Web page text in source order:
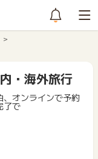
・海外旅行
、オンラインで予約
了で